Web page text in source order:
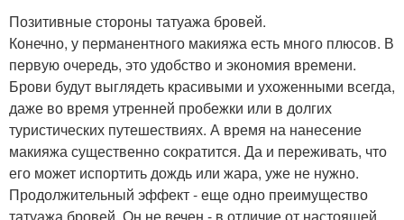
Позитивные стороны татуажа бровей.
Конечно, у перманентного макияжа есть много плюсов. В
первую очередь, это удобство и экономия времени.
Брови будут выглядеть красивыми и ухоженными всегда,
даже во время утренней пробежки или в долгих
туристических путешествиях. А время на нанесение
макияжа существенно сократится. Да и переживать, что
его может испортить дождь или жара, уже не нужно.
Продолжительный эффект - еще одно преимущество